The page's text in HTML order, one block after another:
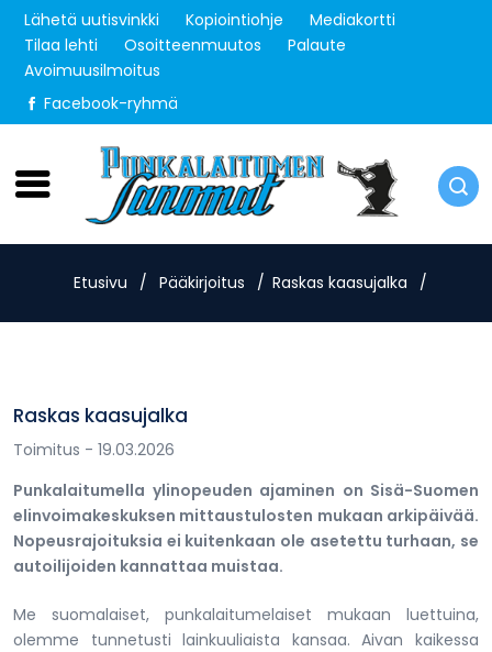
Lähetä uutisvinkki Kopiointiohje
Mediakortti
Tilaa lehti
Osoitteenmuutos
Palaute
Avoimuusilmoitus
Facebook-ryhmä
Lauantai 8.8.2026
Etusivu / Pääkirjoitus / Raskas kaasujalka /
Raskas kaasujalka
Toimitus - 19.03.2026
Punkalaitumella ylinopeuden ajaminen on Sisä-Suomen
elinvoimakeskuksen mittaustulosten mukaan arkipäivää.
Nopeusrajoituksia ei kuitenkaan ole asetettu turhaan, se
autoilijoiden kannattaa muistaa.
Me suomalaiset, punkalaitumelaiset mukaan luettuina,
olemme tunnetusti lainkuuliaista kansaa. Aivan kaikessa